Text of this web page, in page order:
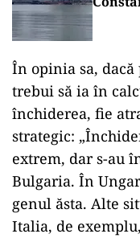
În opinia sa, dacă
trebui să ia în
închiderea, fie
strategic:
extrem, dar s-au
Bulgaria. În
genul ăsta. Alte
Italia, de